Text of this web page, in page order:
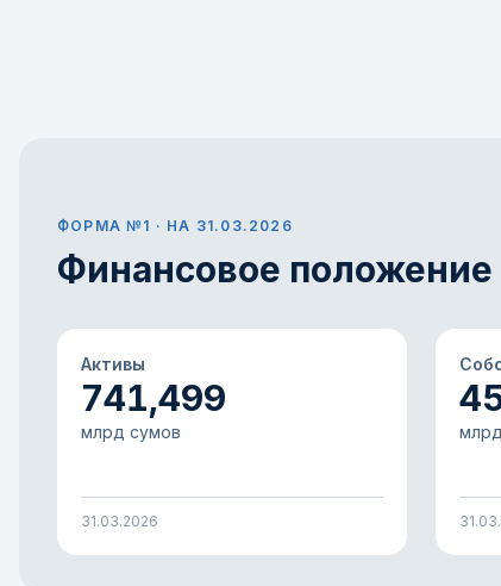
ФОРМА №1 · НА 31.03.2026
Финансовое положение
Активы
741,499
млрд сумов
31.03.2026